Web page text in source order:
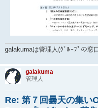
galakumaは管理人(ｸﾞﾙｰﾌﾟの窓
galakuma
管理人
Re: 第７回曇天の集